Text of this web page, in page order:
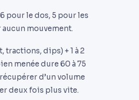
pour le dos, 5 pour les
aucun mouvement.
tractions, dips) + 1 à 2
menée dure 60 à 75
d’un volume
deux fois plus vite.